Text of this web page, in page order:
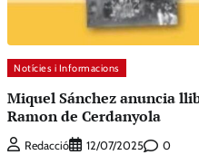
Notícies i Informacions
Miquel Sánchez anuncia
Ramon de Cerdanyola
Redacció 12/07/2025 0